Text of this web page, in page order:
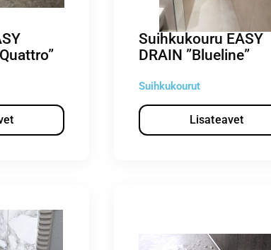
Suihkukouru EASY
DRAIN ”Blueline”
Suihkukourut
Lisateavet